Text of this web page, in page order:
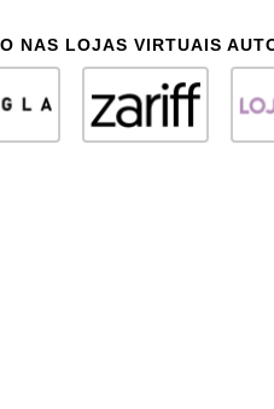
NAS LOJAS VIRTUAIS